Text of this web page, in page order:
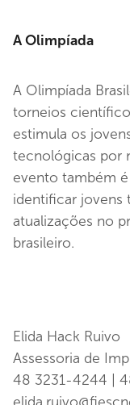
A Olimpíada
A Olimpíada
torneios
estimula os
tecnológicas por
evento também
identificar jovens
atualizações no
brasileiro.
Elida Hack Ruivo
Assessoria de
48 3231-4244 |